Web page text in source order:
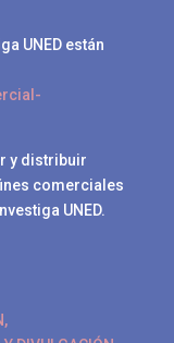
UNED están
y distribuir
comerciales
UNED.